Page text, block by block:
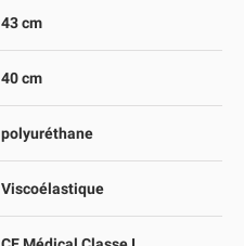
43 cm
40 cm
polyuréthane
Viscoélastique